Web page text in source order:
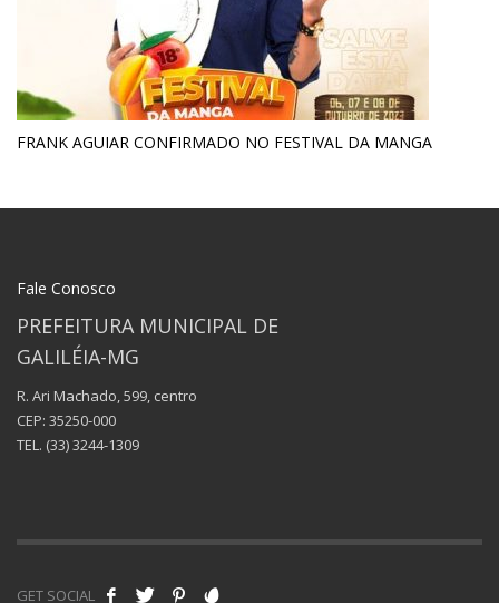
FRANK AGUIAR CONFIRMADO NO FESTIVAL DA MANGA
Fale Conosco
PREFEITURA MUNICIPAL DE
GALILÉIA-MG
R. Ari Machado, 599, centro
CEP: 35250-000
TEL. (33) 3244-1309
GET SOCIAL